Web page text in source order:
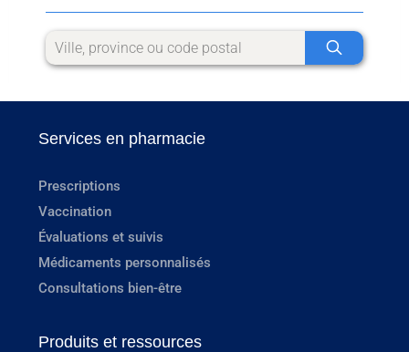
Services en pharmacie
Prescriptions
Vaccination
Évaluations et suivis
Médicaments personnalisés
Consultations bien-être
Produits et ressources